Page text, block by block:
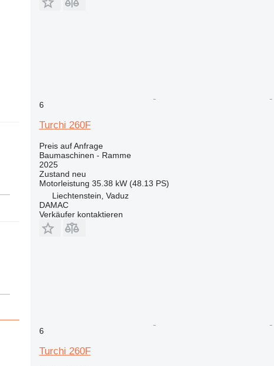
6
Turchi 260F
Preis auf Anfrage
Baumaschinen - Ramme
2025
Zustand neu
Motorleistung 35.38 kW (48.13 PS)
Liechtenstein, Vaduz
DAMAC
Verkäufer kontaktieren
6
Turchi 260F